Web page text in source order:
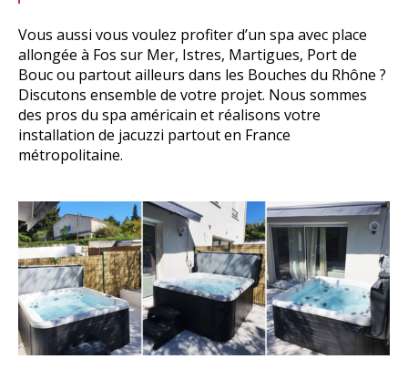
Vous aussi vous voulez profiter d’un spa avec place
allongée à Fos sur Mer, Istres, Martigues, Port de
Bouc ou partout ailleurs dans les Bouches du Rhône ?
Discutons ensemble de votre projet. Nous sommes
des pros du spa américain et réalisons votre
installation de jacuzzi partout en France
métropolitaine.